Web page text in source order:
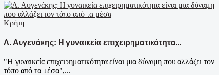
Κρήτη
Λ. Αυγενάκης: Η γυναικεία επιχειρηματικότητα...
"Η γυναικεία επιχειρηματικότητα είναι μια δύναμη που αλλάζει τον
τόπο από τα μέσα",...